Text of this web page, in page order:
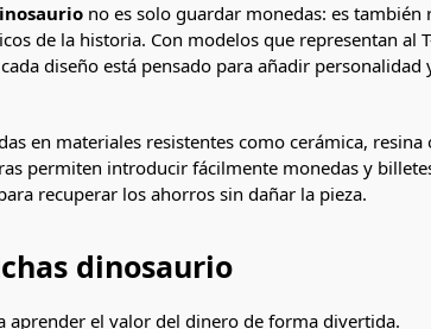
no es solo guardar monedas: es también
de la historia. Con modelos que representan al
diseño está pensado para añadir personalidad
en materiales resistentes como cerámica,
permiten introducir fácilmente monedas y
recuperar los ahorros sin dañar la pieza.
dinosaurio
aprender el valor del dinero de forma divertida.